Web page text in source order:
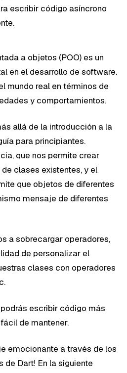
escribir código asíncrono
a objetos (POO) es un
en el desarrollo de software.
mundo real en términos de
y comportamientos.
allá de la introducción a la
para principiantes.
que nos permite crear
clases existentes, y el
que objetos de diferentes
mensaje de diferentes
a sobrecargar operadores,
de personalizar el
clases con operadores
escribir código más
de mantener.
emocionante a través de los
Dart! En la siguiente